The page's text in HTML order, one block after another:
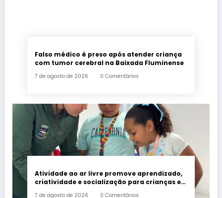
Falso médico é preso após atender criança
com tumor cerebral na Baixada Fluminense
7 de agosto de 2026 0 Comentários
Atividade ao ar livre promove aprendizado,
criatividade e socialização para crianças e
7 de agosto de 2026 0 Comentários